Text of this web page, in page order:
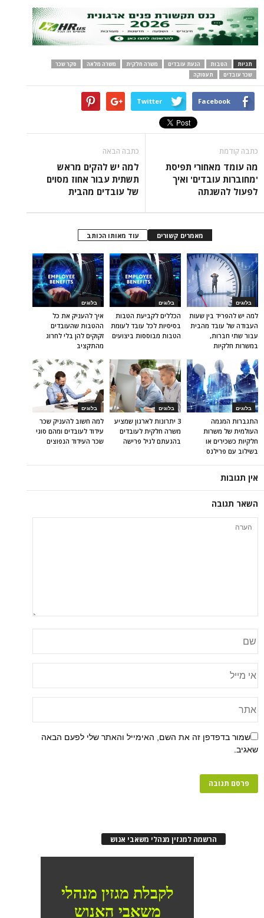
תגיות הטבות הנעת עובדים משרה חלקית משרה מלאה
סקר שכר
שכר עובדים
תעסוקה
Facebook
Twitter
כתבה קודמת
מה עומד מאחורי תפיסת
'מחוברות עובדים' ואיך
לפעול להשגתה
כתבה הבאה
למה יש להקים מראש
תשתית עבור אחוז מסוים
של עובדים מהבית
מאמרים קשורים עוד מאותו הכותב
בלוגים
איך להעניק את כל
ההטבות שהעובדים
זקוקים להן בלי לחרוג
מהתקציב
בלוגים
הכללים לקביעת הטבות
בסיסיות לכל עובד לעומת
הטבות מבוססות ביצועים
בלוגים
למה יש להפריד בין שעות
העבודה של עובד מהבית
עבור שתי חברות,
במשרות חלקיות
בלוגים
למה חשוב להעניק שכר
עידוד לעובדים ומהם סוגי
שכר העידוד הנפוצים
בלוגים
3 יתרונות לארגון שמציע
משרה חלקית לעובדים
בהגעתם לגיל פרישה
בלוגים
התגברות המגמה
העולמית של משרות
חלקיות כשכירים או
בשילוב עם פרילנס
אין תגובות
השאר תגובה
שמור בדפדפן זה את השם, האימייל והאתר שלי לפעם הבאה
שאגיב.
הרשמה למגזין מנהלי משאבי אנוש